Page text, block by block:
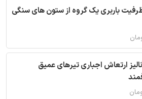
باربری یک گروه از ستون های سنگی
ارتعاش اجباری تیرهای عمیق